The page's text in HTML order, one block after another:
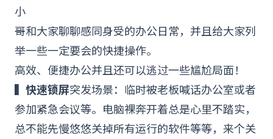
小
哥和大家聊聊感同身受的办公日常，并且给大家列
举一些一定要会的快捷操作。
高效、便捷办公并且还可以逃过一些尴尬局面！
▍快速锁屏突发场景：临时被老板喊话办公室或者
参加紧急会议等。电脑裸奔开着总是心里不踏实，
总不能先慢悠悠关掉所有运行的软件等等，来个关